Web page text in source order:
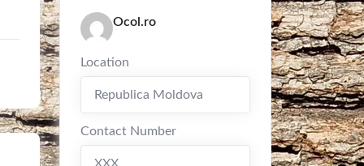
Ocol.ro
Location
Republica Moldova
Contact Number